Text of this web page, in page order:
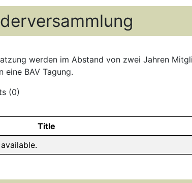
werden im Abstand von zwei Jahren
eine BAV Tagung.
(0)
Title